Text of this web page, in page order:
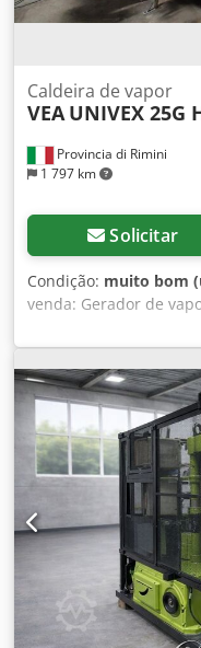
Provincia di Rimini
1 797 km
Caldeira de vapor
VEA UNIVEX 25G
Solicitar
Condição: muito bom
venda: Gerador de
sistema de tratamento
Chodpfx Aboucvi Nslja
2500 kg/h - Pressão
operação: 195°C -
fabricação 2016) -
completa - Sistema
água: BWT tag:
Caldeira industrial,
óleo, Instalação a
automatizado